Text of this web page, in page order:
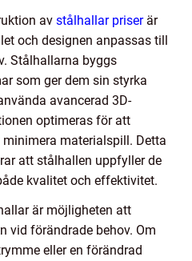
av stålhallar priserär
och designen anpassas till
Stålhallarna byggs
som ger dem sin styrka
avancerad 3D-
optimeras för att
materialspill. Detta
att stålhallen uppfyller de
kvalitet och effektivitet.
är möjligheten att
vid förändrade behov. Om
eller en förändrad